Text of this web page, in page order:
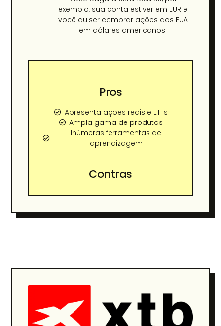
exemplo, sua conta estiver em EUR e
você quiser comprar ações dos EUA
em dólares americanos.
Pros
Apresenta ações reais e ETFs
Ampla gama de produtos
Inúmeras ferramentas de
aprendizagem
Contras